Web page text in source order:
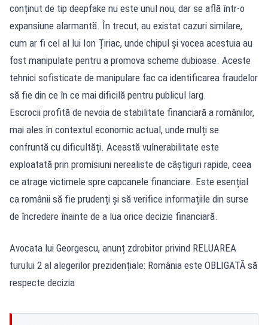
conținut de tip deepfake nu este unul nou, dar se află într-o
expansiune alarmantă. În trecut, au existat cazuri similare,
cum ar fi cel al lui Ion Țiriac, unde chipul și vocea acestuia au
fost manipulate pentru a promova scheme dubioase. Aceste
tehnici sofisticate de manipulare fac ca identificarea fraudelor
să fie din ce în ce mai dificilă pentru publicul larg.
Escrocii profită de nevoia de stabilitate financiară a românilor,
mai ales în contextul economic actual, unde mulți se
confruntă cu dificultăți. Această vulnerabilitate este
exploatată prin promisiuni nerealiste de câștiguri rapide, ceea
ce atrage victimele spre capcanele financiare. Este esențial
ca românii să fie prudenți și să verifice informațiile din surse
de încredere înainte de a lua orice decizie financiară.
Avocata lui Georgescu, anunț zdrobitor privind RELUAREA
turului 2 al alegerilor prezidențiale: România este OBLIGATĂ să
respecte decizia